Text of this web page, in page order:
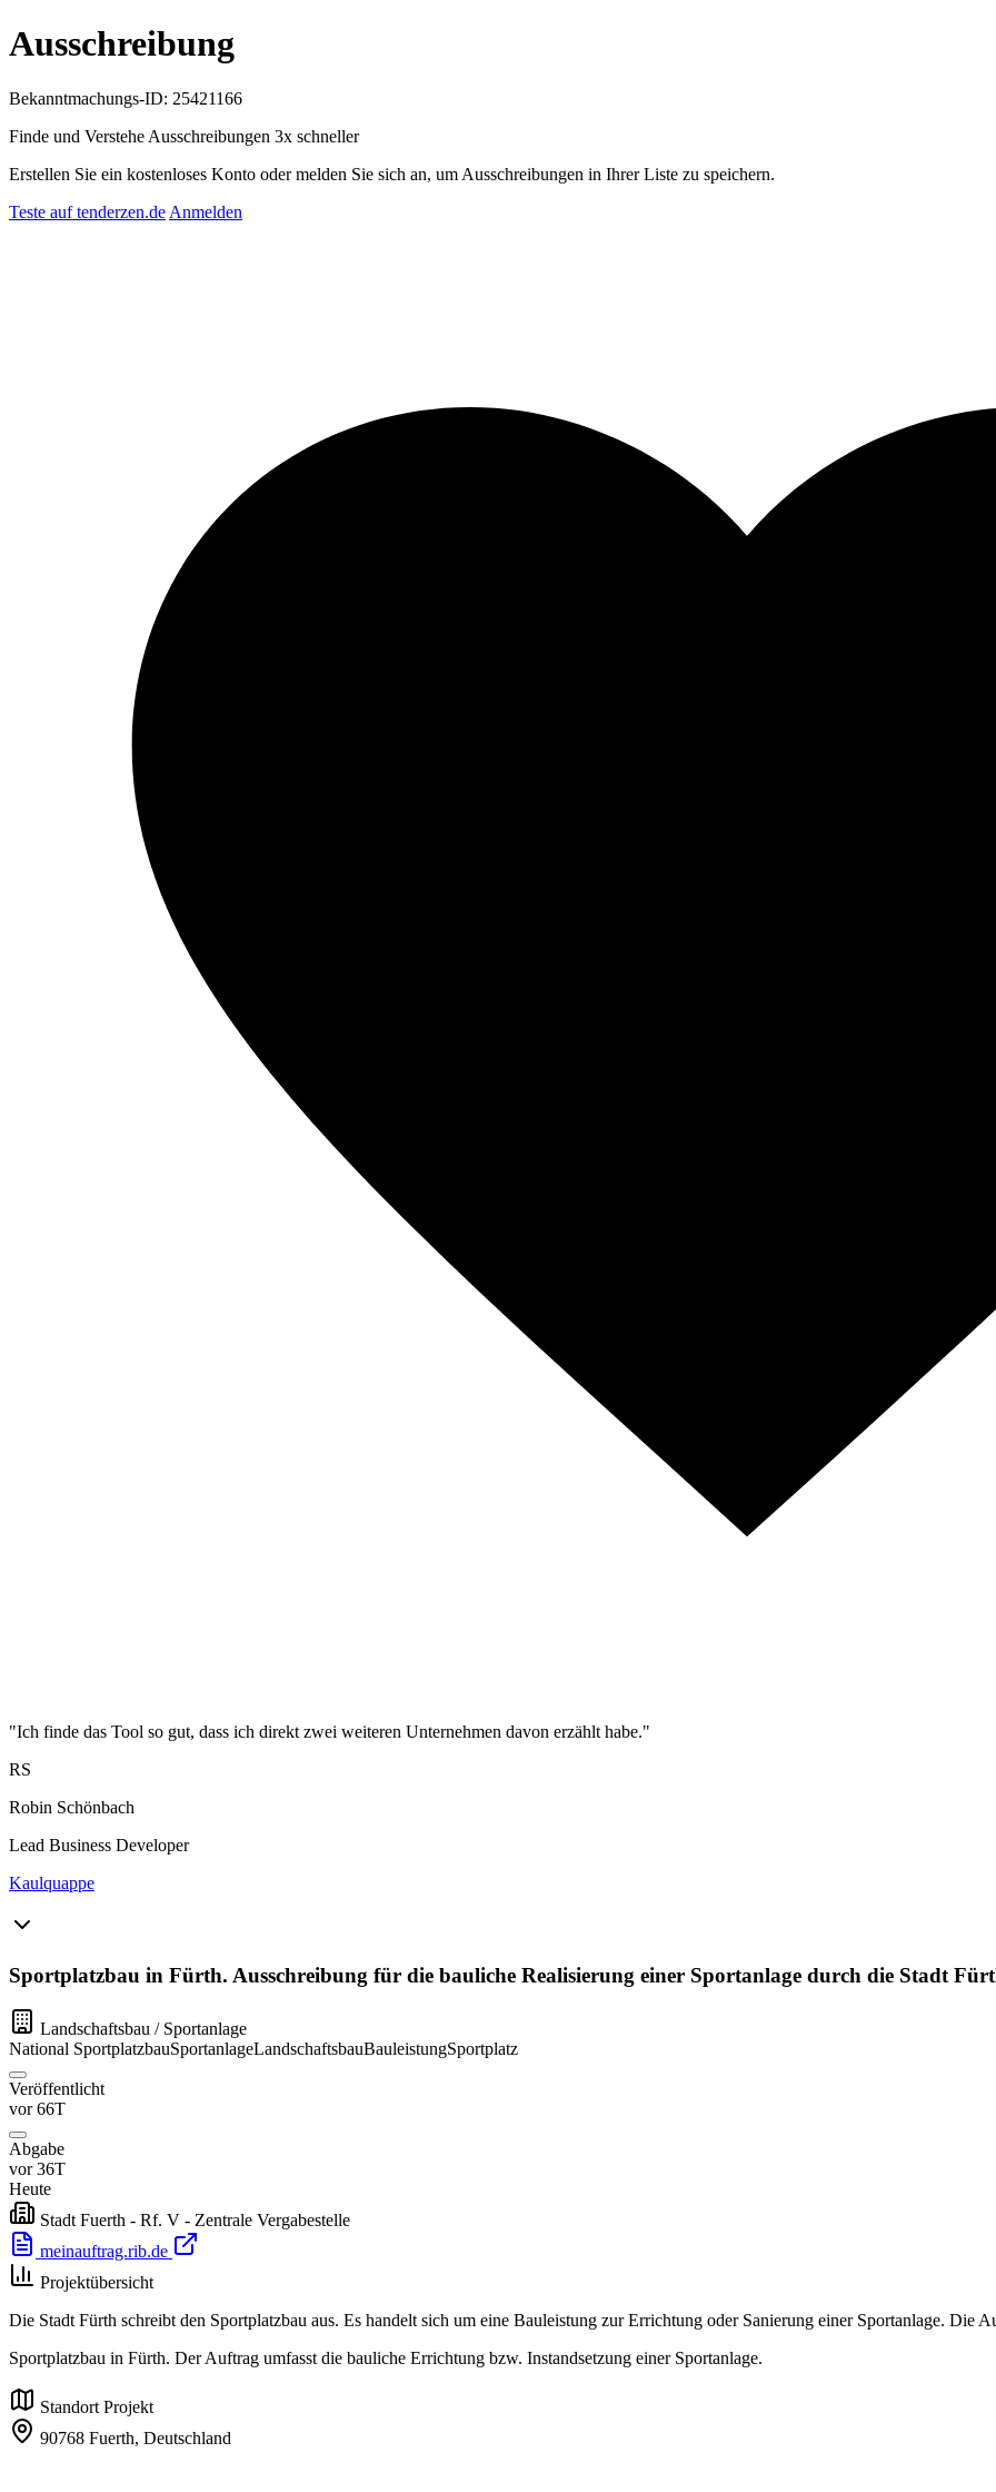
Ausschreibung
Bekanntmachungs-ID: 25421166
Finde und Verstehe Ausschreibungen 3x schneller
Erstellen Sie ein kostenloses Konto oder melden Sie sich an, um Ausschreibungen in Ihrer Liste zu speichern.
Teste auf tenderzen.de Anmelden
"Ich finde das Tool so gut, dass ich direkt zwei weiteren Unternehmen davon erzählt habe."
RS
Robin Schönbach
Lead Business Developer
Kaulquappe
Sportplatzbau in Fürth. Ausschreibung für die bauliche Realisierung einer Sportanlage durch die Stadt
Landschaftsbau / Sportanlage
National SportplatzbauSportanlageLandschaftsbauBauleistungSportplatz
Veröffentlicht
vor 66T
Abgabe
vor 36T
Heute
Stadt Fuerth - Rf. V - Zentrale Vergabestelle
meinauftrag.rib.de
Projektübersicht
Die Stadt Fürth schreibt den Sportplatzbau aus. Es handelt sich um eine Bauleistung zur Errichtung oder Sanierung einer Sportanlage. Die
Sportplatzbau in Fürth. Der Auftrag umfasst die bauliche Errichtung bzw. Instandsetzung einer Sportanlage.
Standort Projekt
90768 Fuerth, Deutschland